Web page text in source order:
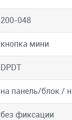
200-048
кнопка мини
DPDT
на панель/блок /
без фиксации